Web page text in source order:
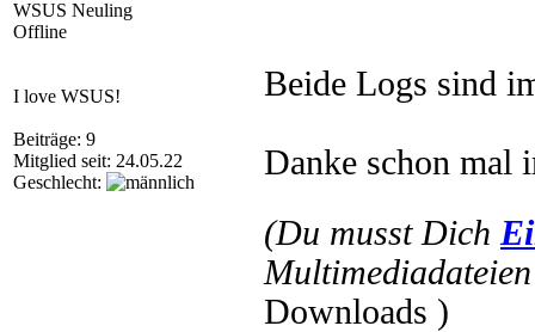
WSUS Neuling
Offline
I love WSUS!
Beiträge: 9
Mitglied seit: 24.05.22
Geschlecht:
Beide Logs sind
Danke schon mal
(Du musst Dich
Downloads )